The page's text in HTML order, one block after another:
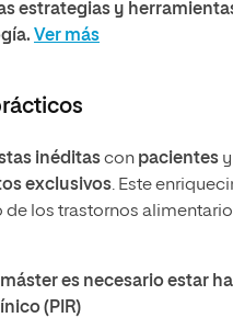
estrategias y
Ver más
inéditascon pacientes
exclusivos. Este
los trastornos
es necesario estar
(PIR)